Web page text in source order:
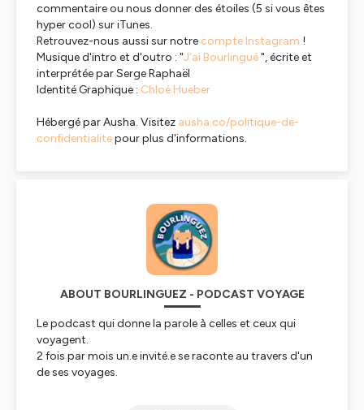
commentaire ou nous donner des étoiles (5 si vous êtes
hyper cool) sur iTunes.
Retrouvez-nous aussi sur notre compte Instagram !
Musique d'intro et d'outro : "J'ai Bourlingué", écrite et
interprétée par Serge Raphaël
Identité Graphique : Chloé Hueber
Hébergé par Ausha. Visitez ausha.co/politique-de-
confidentialitepour plus d'informations.
ABOUT BOURLINGUEZ - PODCAST VOYAGE
Le podcast qui donne la parole à celles et ceux qui
voyagent.
2 fois par mois un.e invité.e se raconte au travers d'un
de ses voyages.